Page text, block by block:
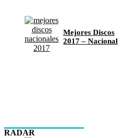
Mejores Discos
2017 – Nacional
RADAR